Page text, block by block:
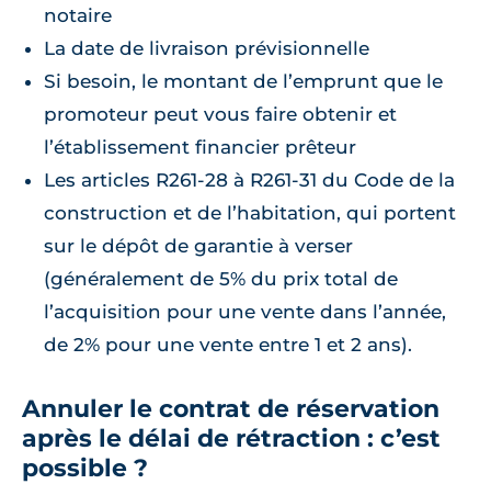
notaire
La date de livraison prévisionnelle
Si besoin, le montant de l’emprunt que le
promoteur peut vous faire obtenir et
l’établissement financier prêteur
Les articles R261-28 à R261-31 du Code de la
construction et de l’habitation, qui portent
sur le dépôt de garantie à verser
(généralement de 5% du prix total de
l’acquisition pour une vente dans l’année,
de 2% pour une vente entre 1 et 2 ans).
Annuler le contrat de réservation
après le délai de rétraction : c’est
possible ?